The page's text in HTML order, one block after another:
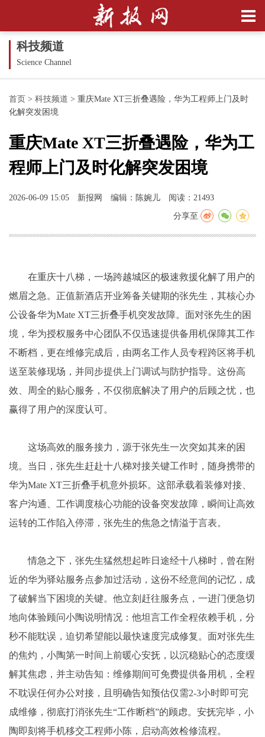
科技频道
Science Channel
首页 > 科技频道 > 重庆Mate XT三折叠遇险，华为工程师上门及时
化解突发困境
重庆Mate XT三折叠遇险，华为工
程师上门及时化解突发困境
2026-06-09 15:05 新报网 编辑：陈婉儿 阅读：21493
分享至
在重庆十八梯，一场跨越城区的极速救援化解了用户的
燃眉之急。正值新酒店开业筹备关键期的张先生，其核心办
公设备华为Mate XT三折叠手机突发故障。面对张先生的困
境，华为授权服务中心团队不仅迅速提供备用机保障其工作
不断档，更在维修完成后，由两名工作人员专程跨区将手机
送至装修现场，并同步提供上门调试与防护指导。这份高
效、周全的贴心服务，不仅彻底解决了用户的后顾之忧，也
赢得了用户的深度认可。
这场高效的服务接力，源于张先生一次突如其来的困
境。当日，张先生赶赴十八梯对接关键工作时，随身携带的
华为Mate XT三折叠手机意外损坏。这部承载着装修对接、
客户沟通、工作调度核心功能的设备突发故障，瞬间让高效
运转的工作陷入停滞，张先生的焦急之情溢于言表。
情急之下，张先生猛然想起昨日途经十八梯时，曾在附
近的华为驿站服务点参加过活动，这份不经意间的记忆，成
了破解当下困境的关键。他立刻赶往服务点，一进门便急切
地向体验顾问小陶说明情况：他坦言工作全程依赖手机，分
秒不能耽误，迫切希望能以最快速度完成修复。面对张先生
的焦灼，小陶第一时间上前暖心安抚，以沉稳贴心的态度缓
解其焦虑，并主动告知：维修期间可免费提供备用机，全程
不耽误任何办公对接，且明确告知预估仅需2-3小时即可完
成维修，彻底打消张先生“工作断档”的顾虑。安抚完毕，小
陶即刻将手机移交工程师小陈，启动高效检修流程。